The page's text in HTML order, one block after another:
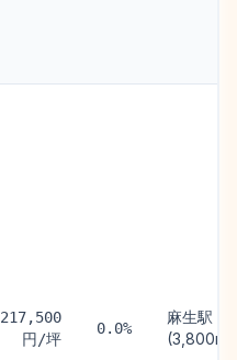
217,500
円/坪
0.0%
麻生駅
(3,800m)